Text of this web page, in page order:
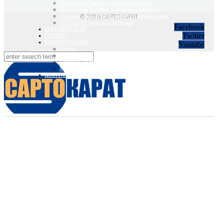
© 2026 САРТОКАРАТ
Facebook
Twitter
Youtube
Промышленное оборудование Minebea Intec
Вебинары Sartorius и Minebea Intec
Sartorius Видео
Minebea Intec Видео
КОНТАКТЫ